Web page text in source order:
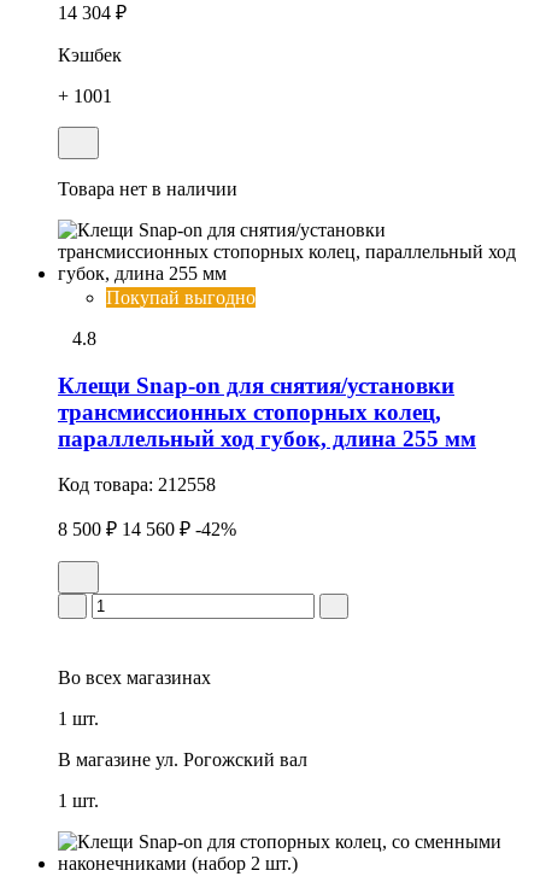
14 304 ₽
Кэшбек
+ 1001
Товара нет в наличии
Покупай выгодно
4.8
Клещи Snap-on для снятия/установки
трансмиссионных стопоpных колец,
параллельный ход губок, длина 255 мм
Код товара: 212558
8 500 ₽ 14 560 ₽ -42%
Во всех магазинах
1 шт.
В магазине ул. Рогожский вал
1 шт.